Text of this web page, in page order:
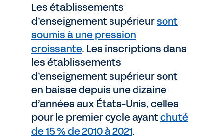
Les établissements
d’enseignement supérieursont
soumis à une pression
croissante. Les inscriptions dans
les établissements
d’enseignement supérieur sont
en baisse depuis une dizaine
d’années aux États-Unis, celles
pour le premier cycle ayantchuté
de 15 % de 2010 à 2021.